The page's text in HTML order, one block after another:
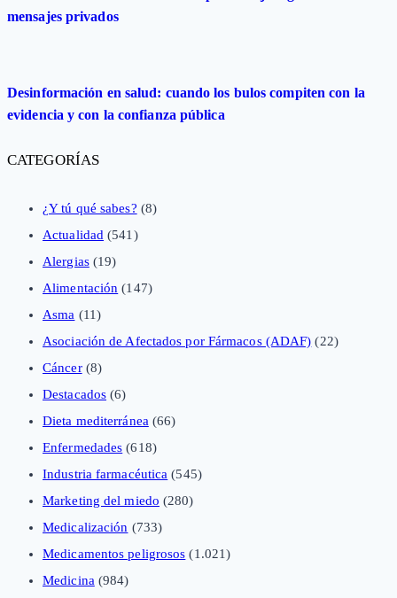
mensajes privados
Desinformación en salud: cuando los bulos compiten con la
evidencia y con la confianza pública
CATEGORÍAS
¿Y tú qué sabes? (8)
Actualidad (541)
Alergias(19)
Alimentación (147)
Asma (11)
Asociación de Afectados por Fármacos (ADAF) (22)
Cáncer(8)
Destacados (6)
Dieta mediterránea (66)
Enfermedades (618)
Industria farmacéutica (545)
Marketing del miedo (280)
Medicalización (733)
Medicamentos peligrosos (1.021)
Medicina (984)